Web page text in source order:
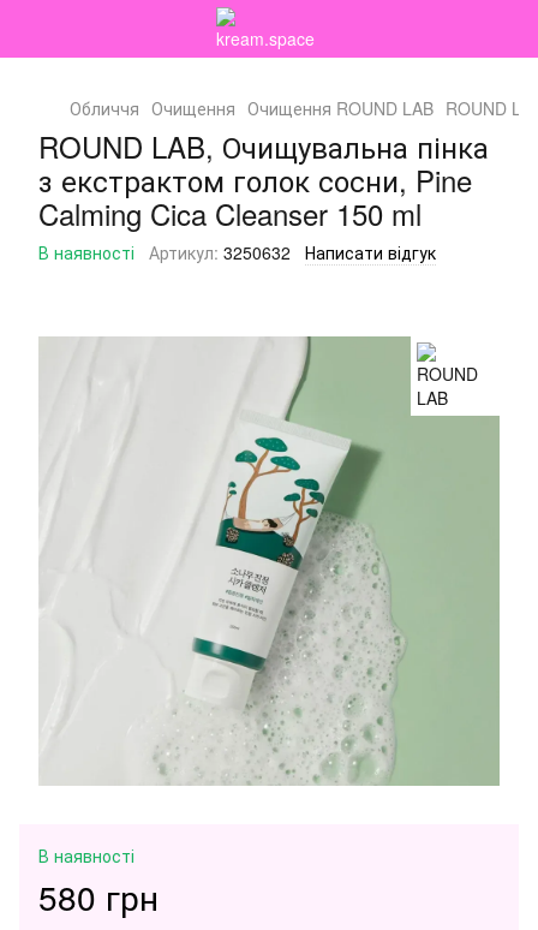
Обличчя Очищення Очищення ROUND LAB ROUND
ROUND LAB, Очищувальна пінка
з екстрактом голок сосни, Pine
Calming Cica Cleanser 150 ml
В наявності Артикул: 3250632 Написати відгук
В наявності
580 грн